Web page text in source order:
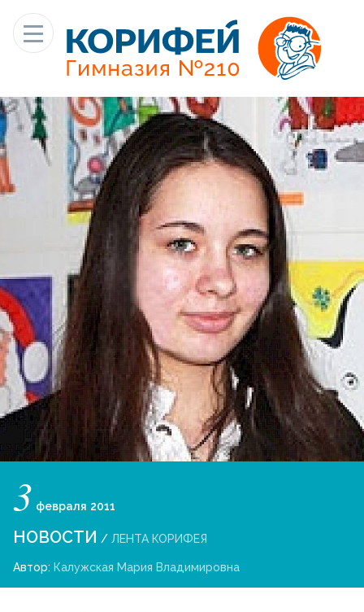
3 февраля 2011
НОВОСТИ / ЛЕНТА КОРИФЕЯ
Автор: Калужская Мария Владимировна